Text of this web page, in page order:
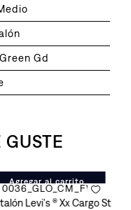
Gd
GUSTE
II Navy para Hombre
Agregar al carrito
Levi's ® Xx Cargo